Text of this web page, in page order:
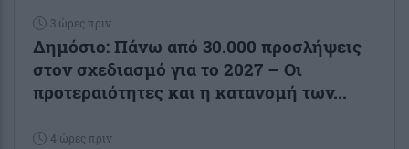
3 ώρες πριν
Δημόσιο: Πάνω από 30.000 προσλήψεις
στον σχεδιασμό για το 2027 – Οι
προτεραιότητες και η κατανομή των...
4 ώρες πριν